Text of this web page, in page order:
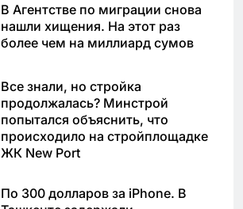
В Агентстве по миграции снова
нашли хищения. На этот раз
более чем на миллиард сумов
Все знали, но стройка
продолжалась? Минстрой
попытался объяснить, что
происходило на стройплощадке
ЖК New Port
По 300 долларов за iPhone. В